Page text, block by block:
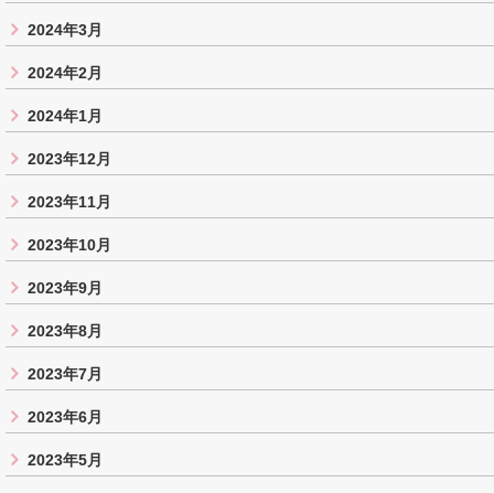
2024年3月
2024年2月
2024年1月
2023年12月
2023年11月
2023年10月
2023年9月
2023年8月
2023年7月
2023年6月
2023年5月